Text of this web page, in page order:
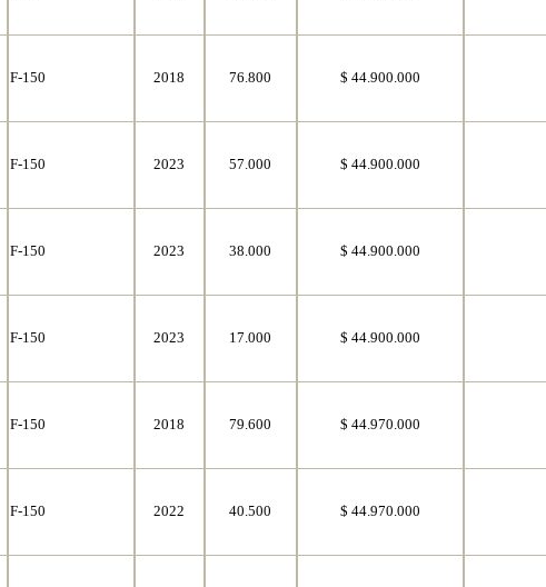
F-150 2018 76.800 $ 44.900.000
F-150 2023 57.000 $ 44.900.000
F-150 2023 38.000 $ 44.900.000
F-150 2023 17.000 $ 44.900.000
F-150 2018 79.600 $ 44.970.000
F-150 2022 40.500 $ 44.970.000